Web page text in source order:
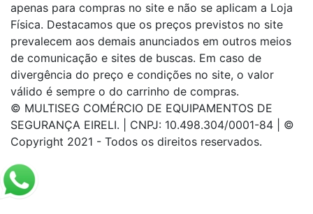
apenas para compras no site e não se aplicam a Loja
Física. Destacamos que os preços previstos no site
prevalecem aos demais anunciados em outros meios
de comunicação e sites de buscas. Em caso de
divergência do preço e condições no site, o valor
válido é sempre o do carrinho de compras.
© MULTISEG COMÉRCIO DE EQUIPAMENTOS DE
SEGURANÇA EIRELI. | CNPJ: 10.498.304/0001-84 | ©
Copyright 2021 - Todos os direitos reservados.